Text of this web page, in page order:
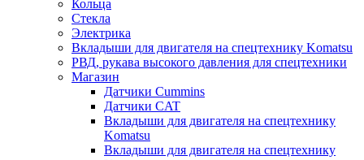
Кольца
Стекла
Электрика
Вкладыши для двигателя на спецтехнику Komatsu
РВД, рукава высокого давления для спецтехники
Магазин
Датчики Cummins
Датчики CAT
Вкладыши для двигателя на спецтехнику
Komatsu
Вкладыши для двигателя на спецтехнику